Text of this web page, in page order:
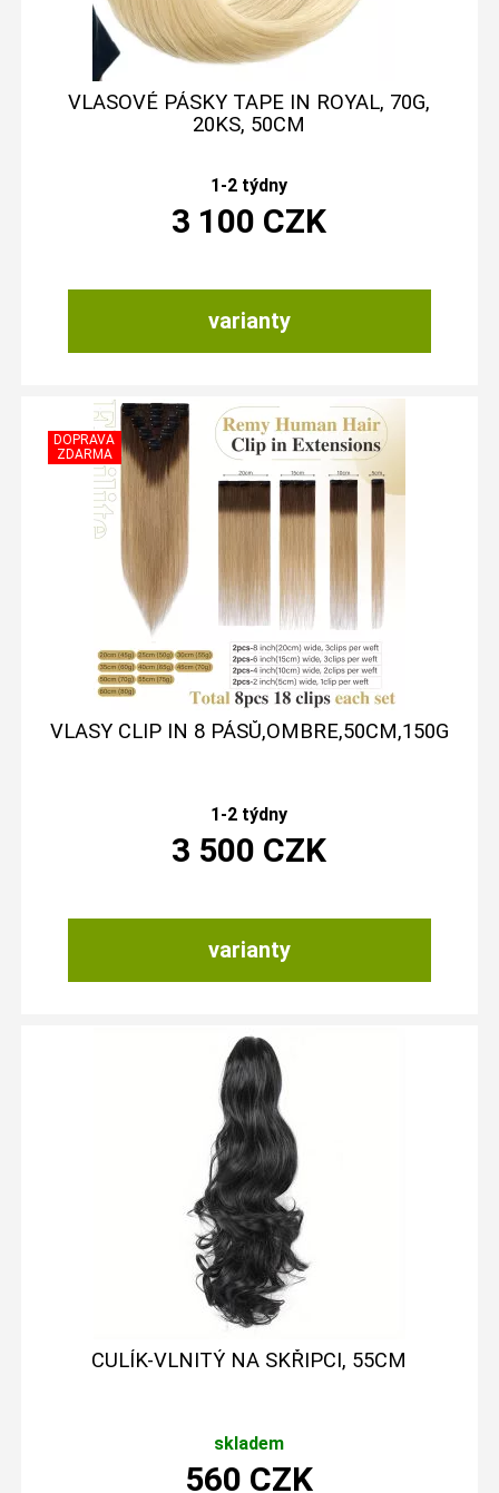
VLASOVÉ PÁSKY TAPE IN ROYAL, 70G,
20KS, 50CM
1-2 týdny
varianty
3 100 CZK
VLASY CLIP IN 8 PÁSŮ,OMBRE,50CM,150G
1-2 týdny
varianty
3 500 CZK
CULÍK-VLNITÝ NA SKŘIPCI, 55CM
skladem
560 CZK